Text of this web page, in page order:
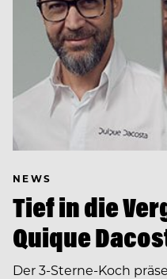
NEWS
Tief in die
Quique
Der 3-Sterne-Koch